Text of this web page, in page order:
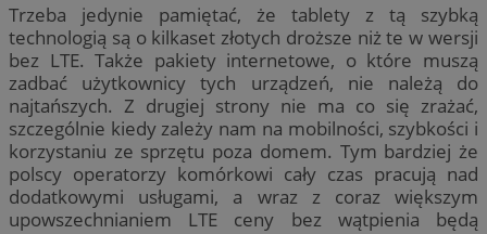
Trzeba jedynie pamiętać, że tablety z tą szybką
technologią są o kilkaset złotych droższe niż te w wersji
bez LTE. Także pakiety internetowe, o które muszą
zadbać użytkownicy tych urządzeń, nie należą do
najtańszych. Z drugiej strony nie ma co się zrażać,
szczególnie kiedy zależy nam na mobilności, szybkości i
korzystaniu ze sprzętu poza domem. Tym bardziej że
polscy operatorzy komórkowi cały czas pracują nad
dodatkowymi usługami, a wraz z coraz większym
upowszechnianiem LTE ceny bez wątpienia będą